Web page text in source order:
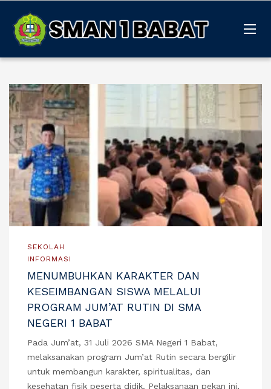
SEKOLAH
INFORMASI
MENUMBUHKAN KARAKTER DAN
KESEIMBANGAN SISWA MELALUI
PROGRAM JUM’AT RUTIN DI SMA
NEGERI 1 BABAT
Pada Jum’at, 31 Juli 2026 SMA Negeri 1 Babat,
melaksanakan program Jum’at Rutin secara bergilir
untuk membangun karakter, spiritualitas, dan
kesehatan fisik peserta didik. Pelaksanaan pekan ini,